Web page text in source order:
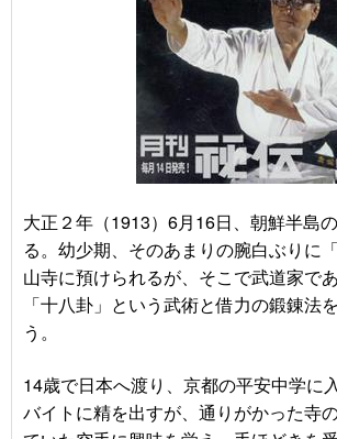
大正２年（1913） 6月16日、朝鮮半島
る。幼少期、そのあまりの腕白ぶりに
山寺に預けられるが、そこで武道家で
「十八卦」という武術と借力の鍛錬法
う。
14歳で日本へ渡り、京都の平安中学に
バイトに精を出すが、通りがかった寺